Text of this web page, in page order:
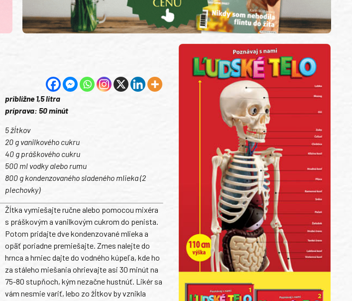
približne 1,5 litra
príprava: 50 minút
5 žĺtkov
20 g vanilkového cukru
40 g práškového cukru
500 ml vodky alebo rumu
800 g kondenzovaného sladeného mlieka (2
plechovky)
Žĺtka vymiešajte ručne alebo pomocou mixéra
s práškovým a vanilkovým cukrom do penista.
Potom pridajte dve kondenzované mlieka a
opäť poriadne premiešajte. Zmes nalejte do
hrnca a hrniec dajte do vodného kúpeľa, kde ho
za stáleho miešania ohrievajte asi 30 minút na
75-80 stupňoch, kým nezačne hustnúť. Likér sa
vám nesmie variť, lebo zo žĺtkov by vznikla